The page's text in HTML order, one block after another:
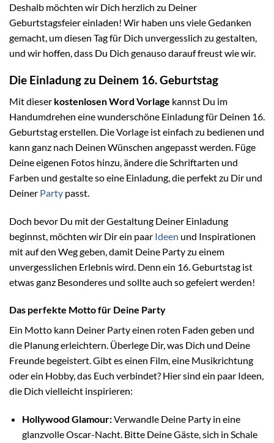
Deshalb möchten wir Dich herzlich zu Deiner
Geburtstagsfeier einladen! Wir haben uns viele Gedanken
gemacht, um diesen Tag für Dich unvergesslich zu gestalten,
und wir hoffen, dass Du Dich genauso darauf freust wie wir.
Die Einladung zu Deinem 16. Geburtstag
Mit dieser kostenlosen Word Vorlage kannst Du im
Handumdrehen eine wunderschöne Einladung für Deinen 16.
Geburtstag erstellen. Die Vorlage ist einfach zu bedienen und
kann ganz nach Deinen Wünschen angepasst werden. Füge
Deine eigenen Fotos hinzu, ändere die Schriftarten und
Farben und gestalte so eine Einladung, die perfekt zu Dir und
Deiner Party passt.
Doch bevor Du mit der Gestaltung Deiner Einladung
beginnst, möchten wir Dir ein paar Ideen und Inspirationen
mit auf den Weg geben, damit Deine Party zu einem
unvergesslichen Erlebnis wird. Denn ein 16. Geburtstag ist
etwas ganz Besonderes und sollte auch so gefeiert werden!
Das perfekte Motto für Deine Party
Ein Motto kann Deiner Party einen roten Faden geben und
die Planung erleichtern. Überlege Dir, was Dich und Deine
Freunde begeistert. Gibt es einen Film, eine Musikrichtung
oder ein Hobby, das Euch verbindet? Hier sind ein paar Ideen,
die Dich vielleicht inspirieren:
Hollywood Glamour:Verwandle Deine Party in eine
glanzvolle Oscar-Nacht. Bitte Deine Gäste, sich in Schale